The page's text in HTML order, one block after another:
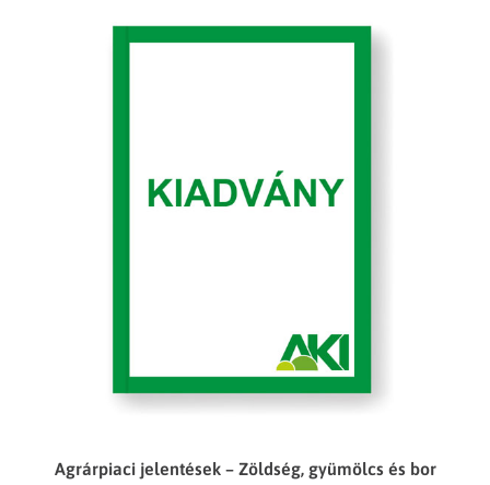
Agrárpiaci jelentések – Zöldség, gyümölcs és bor